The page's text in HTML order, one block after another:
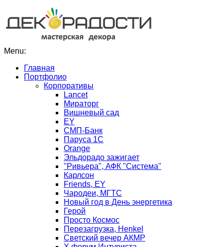
Menu:
Главная
Портфолио
Корпоративы
Lancet
Мираторг
Вишневый сад
EY
СМП-Банк
Паруса 1С
Orange
Эльдорадо зажигает
"Ривьера", АФК "Система"
Карлсон
Friends, EY
Чародеи, МГТС
Новый год в День энергетика
Герой
Просто Космос
Перезагрузка, Henkel
Светский вечер АКМР